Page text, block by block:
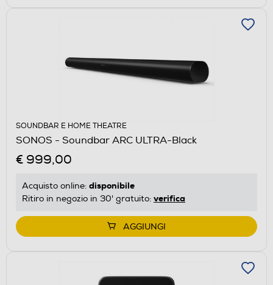
SOUNDBAR E HOME THEATRE
SONOS - Soundbar ARC ULTRA-Black
€ 999,00
Acquisto online: disponibile
Ritiro in negozio in 30' gratuito: verifica
AGGIUNGI